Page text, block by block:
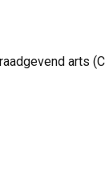
arts